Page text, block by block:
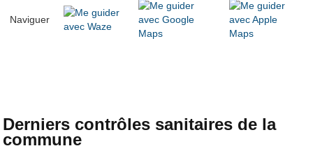
Naviguer
Derniers contrôles sanitaires de la
commune